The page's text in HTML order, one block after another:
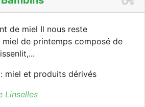
de miel Il nous reste
de printemps composé de
: miel et produits dérivés
Linselles